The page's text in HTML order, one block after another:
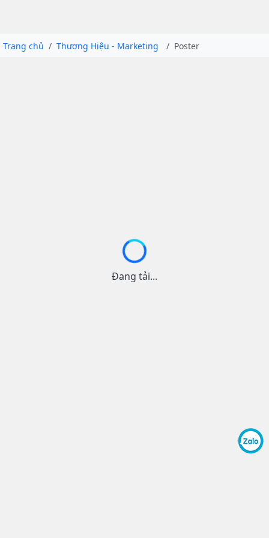
Trang chủ Thương Hiệu - Marketing Poster
Đang tải...